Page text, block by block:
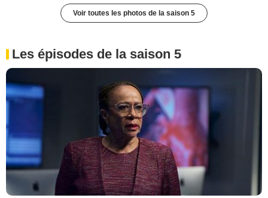
Voir toutes les photos de la saison 5
Les épisodes de la saison 5